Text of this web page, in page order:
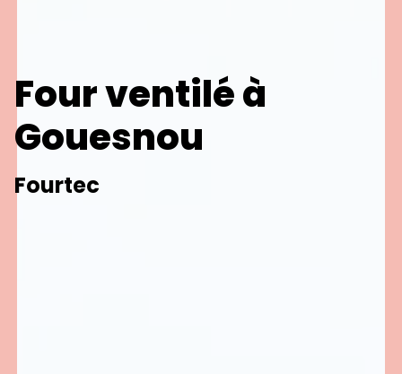
Four ventilé à
Gouesnou
Fourtec